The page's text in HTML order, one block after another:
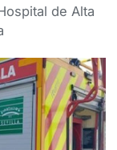
de Alta